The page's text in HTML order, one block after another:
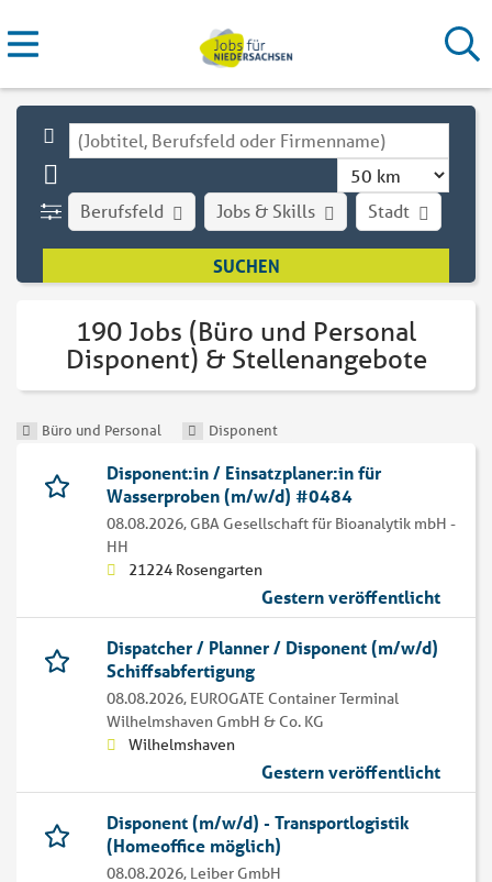
Stadt
Berufsfeld Jobs & Skills
190 Jobs (Büro und Personal
Disponent) & Stellenangebote
Büro und Personal Disponent
Disponent:in / Einsatzplaner:in für
Wasserproben (m/w/d) #0484
08.08.2026, GBA Gesellschaft für Bioanalytik mbH -
HH
21224 Rosengarten
Gestern veröffentlicht
Dispatcher / Planner / Disponent (m/w/d)
Schiffsabfertigung
08.08.2026, EUROGATE Container Terminal
Wilhelmshaven GmbH & Co. KG
Wilhelmshaven
Gestern veröffentlicht
Disponent (m/w/d) - Transportlogistik
(Homeoffice möglich)
08.08.2026, Leiber GmbH